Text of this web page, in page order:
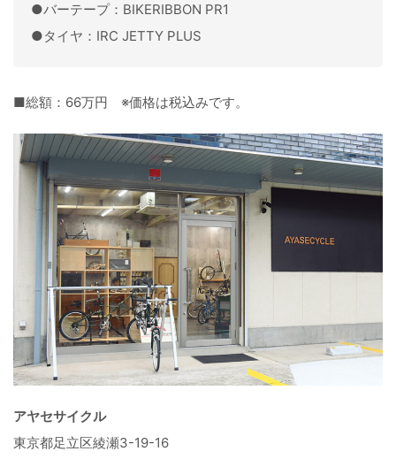
●バーテープ：BIKERIBBON PR1
●タイヤ：IRC JETTY PLUS
■総額：66万円 ※価格は税込みです。
アヤセサイクル
東京都足立区綾瀬3-19-16